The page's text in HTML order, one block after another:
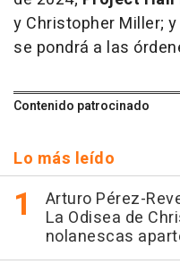
y Christopher Miller; y
se pondrá a las
Contenido patrocinado
Lo más leído
Arturo Pérez-
La Odisea de
nolanescas